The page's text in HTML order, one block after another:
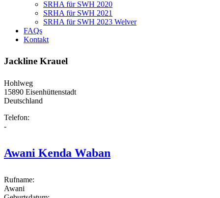
SRHA für SWH 2020
SRHA für SWH 2021
SRHA für SWH 2023 Welver
FAQs
Kontakt
Jackline Krauel
Hohlweg
15890 Eisenhüttenstadt
Deutschland
Telefon:
-
Awani Kenda Waban
Rufname:
Awani